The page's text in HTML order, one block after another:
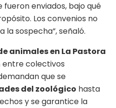
fueron enviados, bajo qué
Los convenios no
la sospecha”, señaló.
animales en La Pastora
entre colectivos
que se
del zoológico hasta
y se garantice la